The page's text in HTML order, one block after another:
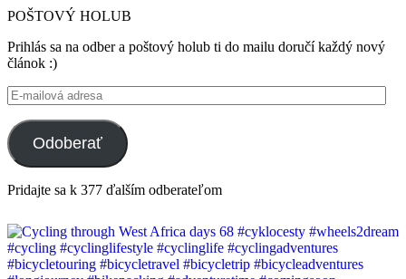
POŠTOVÝ HOLUB
Prihlás sa na odber a poštový holub ti do mailu doručí každý nový
článok :)
E-
mailová
adresa
Odoberať
Pridajte sa k 377 ďalším odberateľom